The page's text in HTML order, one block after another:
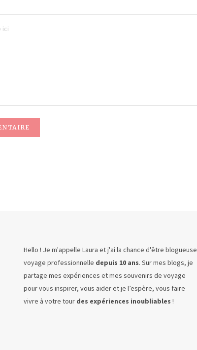
Hello ! Je m'appelle Laura et j'ai la chance d'être blogueuse
voyage professionnelle depuis 10 ans. Sur mes blogs, je
partage mes expériences et mes souvenirs de voyage
pour vous inspirer, vous aider et je l’espère, vous faire
vivre à votre tour des expériences inoubliables !